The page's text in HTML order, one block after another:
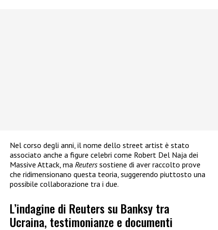
Nel corso degli anni, il nome dello street artist è stato
associato anche a figure celebri come Robert Del Naja dei
Massive Attack, ma Reuterssostiene di aver raccolto prove
che ridimensionano questa teoria, suggerendo piuttosto una
possibile collaborazione tra i due.
L’indagine di Reuters su Banksy tra
Ucraina, testimonianze e documenti